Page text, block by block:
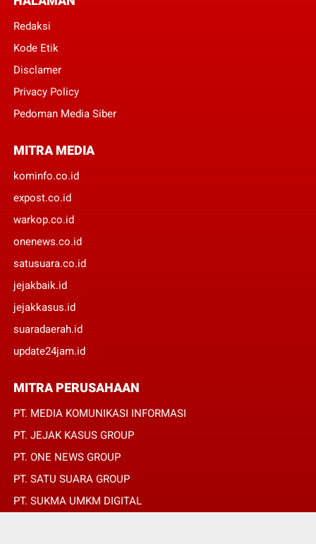
Redaksi
Kode Etik
Disclamer
Privacy Policy
Pedoman Media Siber
MITRA MEDIA
kominfo.co.id
expost.co.id
warkop.co.id
onenews.co.id
satusuara.co.id
jejakbaik.id
jejakkasus.id
suaradaerah.id
update24jam.id
MITRA PERUSAHAAN
PT. MEDIA KOMUNIKASI INFORMASI
PT. JEJAK KASUS GROUP
PT. ONE NEWS GROUP
PT. SATU SUARA GROUP
PT. SUKMA UMKM DIGITAL